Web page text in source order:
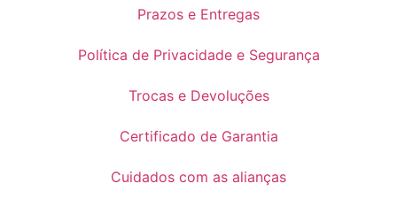
Prazos e Entregas
Política de Privacidade e Segurança
Trocas e Devoluções
Certificado de Garantia
Cuidados com as alianças